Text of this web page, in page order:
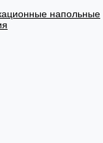
напольные